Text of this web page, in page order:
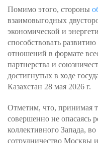
Помимо этого, стороны
взаимовыгодных
экономической и
способствовать
отношений в формате
партнерства и
достигнутых в ходе
Казахстан 28 мая 2026 г.
Отметим, что, принимая
совершенно не опасаясь
коллективного Запада,
сотрудничество Москвы